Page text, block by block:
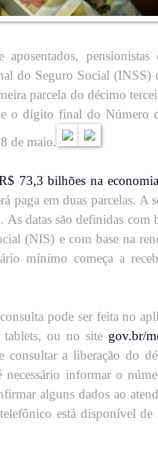
pensionistas
do Seguro Social (INSS)
parcela do décimo
o dígito final do Número
de maio.
73,3 bilhões na economia
paga em duas parcelas. A
As datas são definidas com
(NIS) e com base na
mínimo começa a
consulta pode ser feita no
tablets, ou no site gov.br/
consultar a liberação do
necessário informar o
alguns dados ao
está disponível de